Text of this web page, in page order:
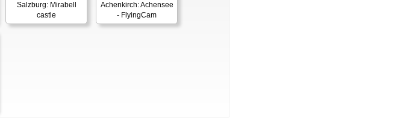
Salzburg: Mirabell
castle
Achenkirch: Achensee
- FlyingCam